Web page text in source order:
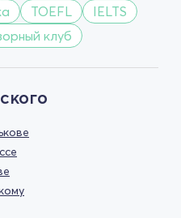
TOEFL
IELTS
клуб